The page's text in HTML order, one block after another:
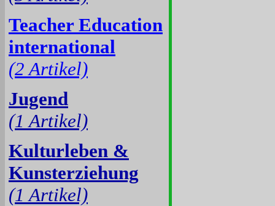
Teacher Education
international
(2 Artikel)
Jugend
(1 Artikel)
Kulturleben &
Kunsterziehung
(1 Artikel)